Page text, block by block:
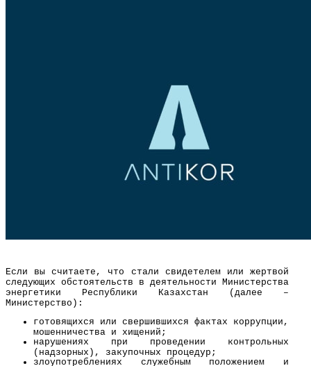
Если вы считаете, что стали свидетелем или жертвой
следующих обстоятельств в деятельности Министерства
энергетики Республики Казахстан (далее –
Министерство):
готовящихся или свершившихся фактах коррупции,
мошенничества и хищений;
нарушениях при проведении контрольных
(надзорных), закупочных процедур;
злоупотреблениях служебным положением и